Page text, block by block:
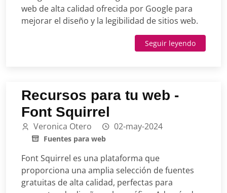
web de alta calidad ofrecida por Google para
mejorar el diseño y la legibilidad de sitios web.
Seguir leyendo
Recursos para tu web -
Font Squirrel
Veronica Otero 02-may-2024
Fuentes para web
Font Squirrel es una plataforma que
proporciona una amplia selección de fuentes
gratuitas de alta calidad, perfectas para